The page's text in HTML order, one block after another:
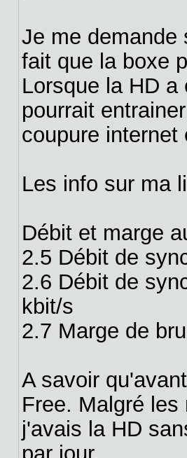
Je me demande
fait que la boxe
Lorsque la HD
pourrait
coupure internet
Les info sur ma
Débit et marge
2.5 Débit de
2.6 Débit de
kbit/s
2.7 Marge de
A savoir
Free. Malgré
j'avais la HD
par jour.